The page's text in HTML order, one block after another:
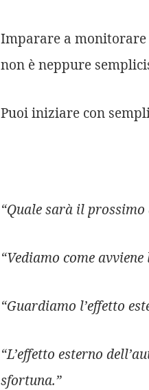
Imparare a monitorare
non è neppure
Puoi iniziare con
“Quale sarà il
“Vediamo come
“Guardiamo l’effetto
“L’effetto esterno
sfortuna.”